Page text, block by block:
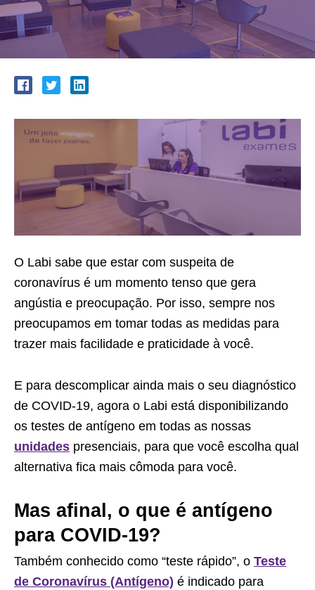
O Labi sabe que estar com suspeita de
coronavírus é um momento tenso que gera
angústia e preocupação. Por isso, sempre nos
preocupamos em tomar todas as medidas para
trazer mais facilidade e praticidade à você.
E para descomplicar ainda mais o seu diagnóstico
de COVID-19, agora o Labi está disponibilizando
os testes de antígeno em todas as nossas
unidades presenciais, para que você escolha qual
alternativa fica mais cômoda para você.
Mas afinal, o que é antígeno
para COVID-19?
Também conhecido como “teste rápido”, o Teste
de Coronavírus (Antígeno) é indicado para